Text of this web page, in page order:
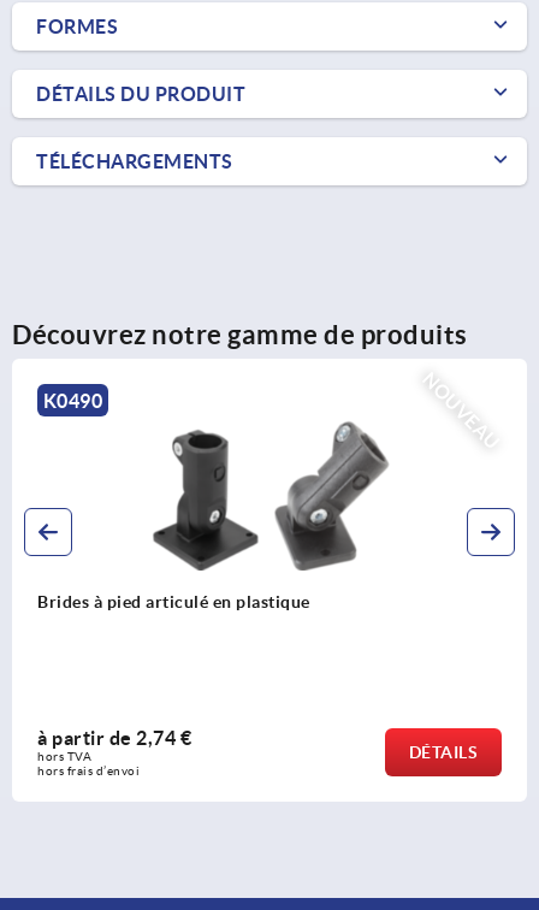
FORMES
DÉTAILS DU PRODUIT
TÉLÉCHARGEMENTS
Découvrez notre gamme de produits
NOUVEAU
K0490
Brides à pied articulé en plastique
à partir de 2,74 €
hors TVA
hors frais d’envoi
DÉTAILS